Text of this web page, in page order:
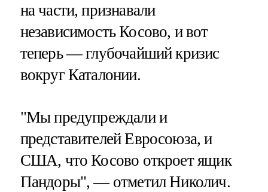
на части, признавали
независимость Косово, и вот
теперь — глубочайший кризис
вокруг Каталонии.
"Мы предупреждали и
представителей Евросоюза, и
США, что Косово откроет ящик
Пандоры", — отметил Николич.